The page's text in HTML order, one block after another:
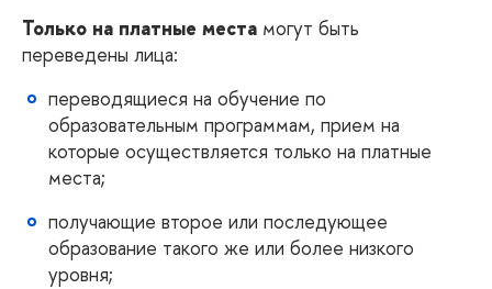
Только на платные места могут быть
переведены лица:
переводящиеся на обучение по
образовательным программам, прием на
которые осуществляется только на платные
места;
получающие второе или последующее
образование такого же или более низкого
уровня;